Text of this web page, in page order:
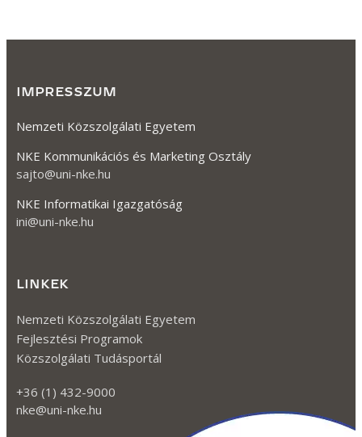
IMPRESSZUM
Nemzeti Közszolgálati Egyetem
NKE Kommunikációs és Marketing Osztály
sajto@uni-nke.hu
NKE Informatikai Igazgatóság
ini@uni-nke.hu
LINKEK
Nemzeti Közszolgálati Egyetem
Fejlesztési Programok
Közszolgálati Tudásportál
+36 (1) 432-9000
nke@uni-nke.hu
Kövessen minket a Facebook-on
Kövessen minket az TikTok-on!
Kövessen minket az Instagram-mon
Kövessen minket a Twitter-en
Kövessen minket a YouTube-on